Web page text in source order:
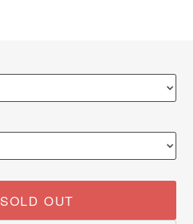
SOLD OUT